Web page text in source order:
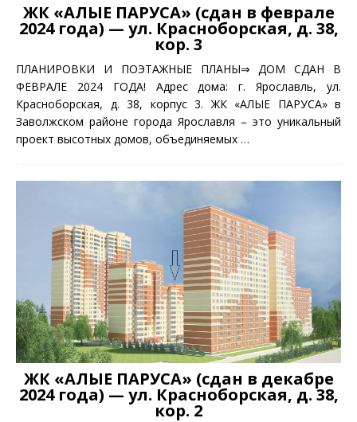
ЖК «АЛЫЕ ПАРУСА» (сдан в феврале
2024 года) — ул. Красноборская, д. 38,
кор. 3
ПЛАНИРОВКИ И ПОЭТАЖНЫЕ ПЛАНЫ⇒ ДОМ СДАН В
ФЕВРАЛЕ 2024 ГОДА! Адрес дома: г. Ярославль, ул.
Красноборская, д. 38, корпус 3. ЖК «АЛЫЕ ПАРУСА» в
Заволжском районе города Ярославля – это уникальный
проект высотных домов, объединяемых …
ЖК «АЛЫЕ ПАРУСА» (сдан в декабре
2024 года) — ул. Красноборская, д. 38,
кор. 2